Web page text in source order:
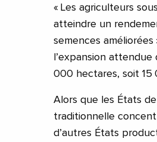
« Les agriculteurs
atteindre un
semences
l’expansion
000 hectares, soit 15
Alors que les États
traditionnelle
d’autres États